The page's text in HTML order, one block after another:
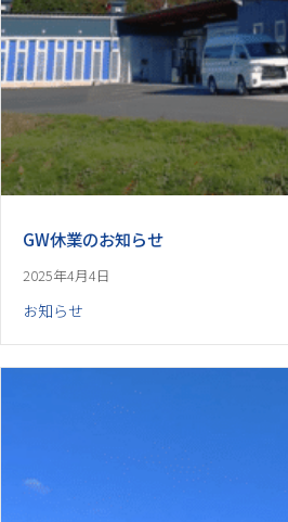
GW休業のお知らせ
2025年4月4日
お知らせ